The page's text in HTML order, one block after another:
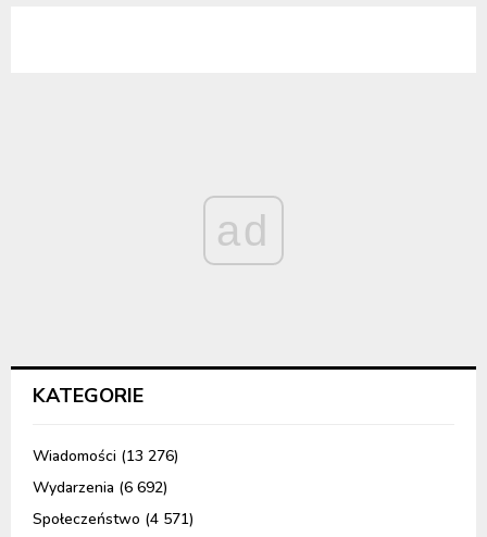
ad
KATEGORIE
Wiadomości (13 276)
Wydarzenia (6 692)
Społeczeństwo (4 571)